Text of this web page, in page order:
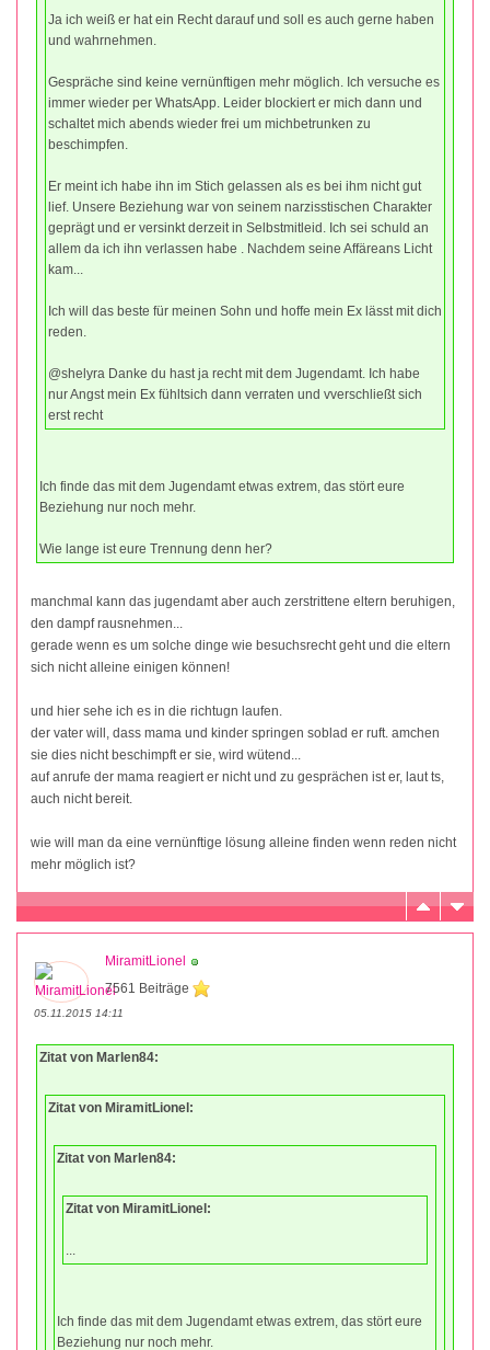
Ja ich weiß er hat ein Recht darauf und soll es auch gerne haben
und wahrnehmen.
Gespräche sind keine vernünftigen mehr möglich. Ich versuche es
immer wieder per WhatsApp. Leider blockiert er mich dann und
schaltet mich abends wieder frei um michbetrunken zu
beschimpfen.
Er meint ich habe ihn im Stich gelassen als es bei ihm nicht gut
lief. Unsere Beziehung war von seinem narzisstischen Charakter
geprägt und er versinkt derzeit in Selbstmitleid. Ich sei schuld an
allem da ich ihn verlassen habe . Nachdem seine Affäreans Licht
kam...
Ich will das beste für meinen Sohn und hoffe mein Ex lässt mit dich
reden.
@shelyra Danke du hast ja recht mit dem Jugendamt. Ich habe
nur Angst mein Ex fühltsich dann verraten und vverschließt sich
erst recht
Ich finde das mit dem Jugendamt etwas extrem, das stört eure
Beziehung nur noch mehr.
Wie lange ist eure Trennung denn her?
manchmal kann das jugendamt aber auch zerstrittene eltern beruhigen,
den dampf rausnehmen...
gerade wenn es um solche dinge wie besuchsrecht geht und die eltern
sich nicht alleine einigen können!
und hier sehe ich es in die richtugn laufen.
der vater will, dass mama und kinder springen soblad er ruft. amchen
sie dies nicht beschimpft er sie, wird wütend...
auf anrufe der mama reagiert er nicht und zu gesprächen ist er, laut ts,
auch nicht bereit.
wie will man da eine vernünftige lösung alleine finden wenn reden nicht
mehr möglich ist?
MiramitLionel
7561 Beiträge
05.11.2015 14:11
Zitat von Marlen84:
Zitat von MiramitLionel:
Zitat von Marlen84:
Zitat von MiramitLionel:
Ich finde das mit dem Jugendamt etwas extrem, das stört eure
Beziehung nur noch mehr.